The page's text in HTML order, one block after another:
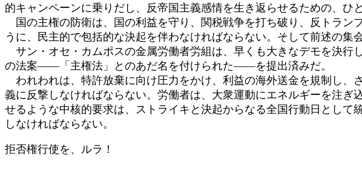
的キャンペーンに乗りだし、反帝国主義感情を生き返らせるための、ひ
国の主権の防衛は、国の利益を守り、関税戦争を打ち破り、反トラン
うに、民主的で包括的な決起を伴わなければならない。そして前述の集
サン・オセ・カムポスの金属労働者労組は、早くも大きなデモを決行
の法案――「主権法」とのあだ名を付けられた――を提出済みだ。
われわれは、特許放棄に向け圧力をかけ、利益の海外送金を規制し、
義に反撃しなければならない。労働者は、大衆運動にエネルギーを注ぎ
せるような中核的要求は、ストライキと決起からなる全国行動日として
しなければならない。
拒否権行使を、ルラ！